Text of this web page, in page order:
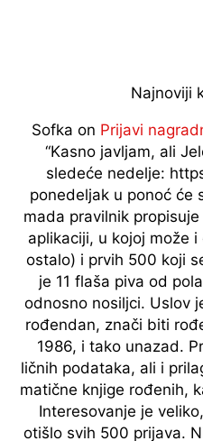
Najnoviji
Sofka on Prijavi
“Kasno javljam, ali
sledeće nedelje:
ponedeljak u ponoć će
mada pravilnik
aplikaciji, u kojoj može
ostalo) i prvih 500 koji
je 11 flaša piva od
odnosno nosiljci. Uslov
rođendan, znači biti
1986, i tako unazad.
ličnih podataka, ali i
matične knjige rođenih,
Interesovanje je
otišlo svih 500 prijava.